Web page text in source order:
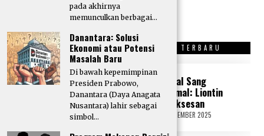
pada akhirnya
memunculkan berbagai…
Danantara: Solusi
Ekonomi atau Potensi
Masalah Baru
Di bawah kepemimpinan
Presiden Prabowo,
Danantara (Daya Anagata
Nusantara) lahir sebagai
simbol…
OPINI TERBARU
“Tone Deaf” di
Tengah Krisis
Politik: Peka atau
Tidak Peka?
SASTRA TERBARU
Kristal Sang
Peramal: Liontin
Kesuksesan
18 SEPTEMBER 2025